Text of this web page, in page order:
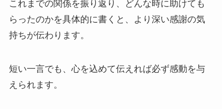
これまでの関係を振り返り、どんな時に助けても
らったのかを具体的に書くと、より深い感謝の気
持ちが伝わります。
短い一言でも、心を込めて伝えれば必ず感動を与
えられます。